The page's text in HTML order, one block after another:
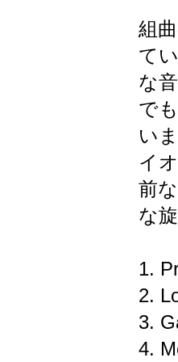
組
て
な
で
い
イ
前
な
1.
2.
3.
4.